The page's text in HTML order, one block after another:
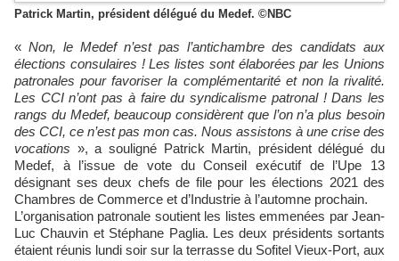
Patrick Martin, président délégué du Medef. ©NBC
« Non, le Medef n’est pas l’antichambre des candidats aux
élections consulaires ! Les listes sont élaborées par les Unions
patronales pour favoriser la complémentarité et non la rivalité.
Les CCI n’ont pas à faire du syndicalisme patronal ! Dans les
rangs du Medef, beaucoup considèrent que l’on n’a plus besoin
des CCI, ce n’est pas mon cas. Nous assistons à une crise des
vocations », a souligné Patrick Martin, président délégué du
Medef, à l’issue de vote du Conseil exécutif de l’Upe 13
désignant ses deux chefs de file pour les élections 2021 des
Chambres de Commerce et d’Industrie à l’automne prochain.
L’organisation patronale soutient les listes emmenées par Jean-
Luc Chauvin et Stéphane Paglia. Les deux présidents sortants
étaient réunis lundi soir sur la terrasse du Sofitel Vieux-Port, aux